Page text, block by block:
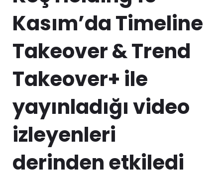
Kasım’da Timeline
Takeover & Trend
Takeover+ ile
yayınladığı video
izleyenleri
derinden etkiledi